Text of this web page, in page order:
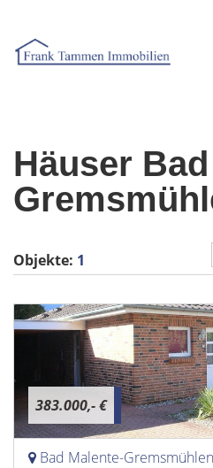
Häuser
Objekte: 1
383.000,- €
Bad Malente-Gremsmühlen